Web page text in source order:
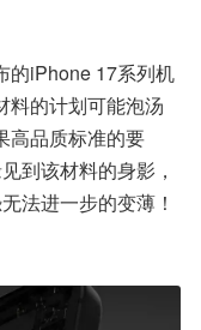
的iPhone 17系列机
料的计划可能泡汤
高品质标准的要
到该材料的身影，
法进一步的变薄！